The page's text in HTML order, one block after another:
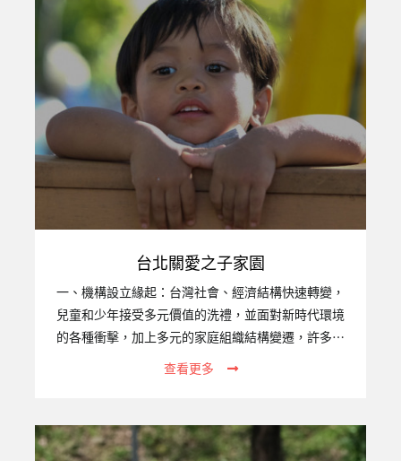
台北關愛之子家園
一、機構設立緣起：台灣社會、經濟結構快速轉變，
兒童和少年接受多元價值的洗禮，並面對新時代環境
的各種衝擊，加上多元的家庭組織結構變遷，許多家
庭原本的功能銳減，不但無法承擔保護、教養子女之
以擔負育兒照顧的家庭功能已漸顯不足，再加上台灣
近年失業率、自殺率偏高，除了對家庭內之兒童少年
查看更多